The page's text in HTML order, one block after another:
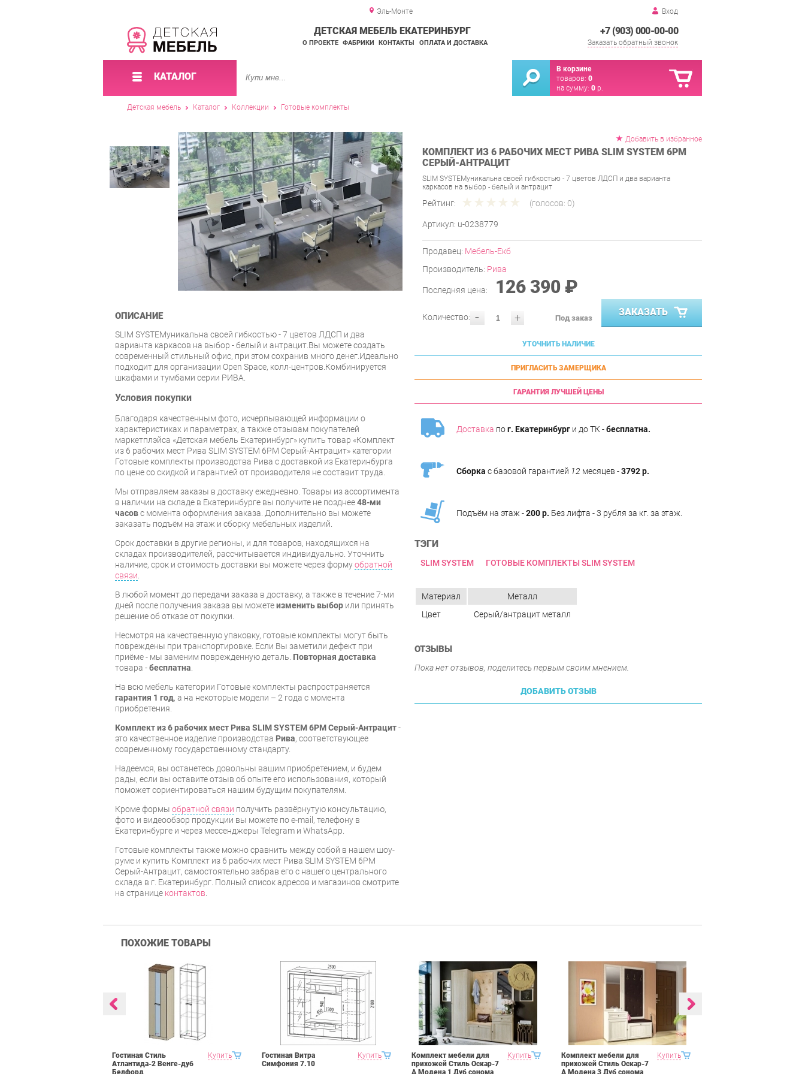
Эль-Монте Вход
+7 (903) 000-00-00
Заказать обратный звонок
ДЕТСКАЯ МЕБЕЛЬ ЕКАТЕРИНБУРГ
О ПРОЕКТЕ ФАБРИКИ КОНТАКТЫ ОПЛАТА И ДОСТАВКА
КАТАЛОГ
В корзине
товаров: 0
на сумму: 0 р.
Детская мебель Каталог Коллекции Готовые комплекты
Добавить в избранное
КОМПЛЕКТ ИЗ 6 РАБОЧИХ МЕСТ РИВА SLIM SYSTEM 6РМ
СЕРЫЙ-АНТРАЦИТ
SLIM SYSTEMуникальна своей гибкостью - 7 цветов ЛДСП и два варианта
каркасов на выбор - белый и антрацит
Рейтинг: (голосов: 0)
Артикул: u-0238779
Продавец: Мебель-Екб
Производитель: Рива
Последняя цена: 126 390 ₽
- +
Количество: Под заказ
ЗАКАЗАТЬ
УТОЧНИТЬ НАЛИЧИЕ
ПРИГЛАСИТЬ ЗАМЕРЩИКА
ГАРАНТИЯ ЛУЧШЕЙ ЦЕНЫ
Доставка пог. Екатеринбург и до ТК -бесплатна.
Сборка с базовой гарантией 12 месяцев -3792 р.
Подъём на этаж -200 р. Без лифта - 3 рубля за кг. за этаж.
ТЭГИ
SLIM SYSTEM ГОТОВЫЕ КОМПЛЕКТЫ SLIM SYSTEM
ОПИСАНИЕ
SLIM SYSTEMуникальна своей гибкостью - 7 цветов ЛДСП и два
варианта каркасов на выбор - белый и антрацит.Вы можете создать
современный стильный офис, при этом сохранив много денег.Идеально
подходит для организации Open Space, колл-центров.Комбинируется
шкафами и тумбами серии РИВА.
Условия покупки
Благодаря качественным фото, исчерпывающей информации о
характеристиках и параметрах, а также отзывам покупателей
маркетплэйса «Детская мебель Екатеринбург» купить товар «Комплект
из 6 рабочих мест Рива SLIM SYSTEM 6РМ Серый-Антрацит» категории
Готовые комплекты производства Рива с доставкой из Екатеринбурга
по цене со скидкой и гарантией от производителя не составит труда.
Мы отправляем заказы в доставку ежедневно. Товары из ассортимента
в наличии на складе в Екатеринбурге вы получите не позднее48-ми
часовс момента оформления заказа. Дополнительно вы можете
заказать подъём на этаж и сборку мебельных изделий.
Срок доставки в другие регионы, и для товаров, находящихся на
складах производителей, рассчитывается индивидуально. Уточнить
наличие, срок и стоимость доставки вы можете через формуобратной
связи.
В любой момент до передачи заказа в доставку, а также в течение 7-ми
дней после получения заказа вы можетеизменить выбор или принять
решение об отказе от покупки.
Несмотря на качественную упаковку, готовые комплекты могут быть
повреждены при транспортировке. Если Вы заметили дефект при
приёме - мы заменим поврежденную деталь. Повторная доставка
товара -бесплатна.
На всю мебель категории Готовые комплекты распространяется
гарантия 1 год, а на некоторые модели – 2 года с момента
приобретения.
Комплект из 6 рабочих мест Рива SLIM SYSTEM 6РМ Серый-Антрацит-
это качественное изделие производства Рива, соответствующее
современному государственному стандарту.
Надеемся, вы останетесь довольны вашим приобретением, и будем
рады, если вы оставите отзыв об опыте его использования, который
поможет сориентироваться нашим будущим покупателям.
Кроме формы обратной связи получить развёрнутую консультацию,
фото и видеообзор продукции вы можете по e-mail, телефону в
Екатеринбурге и через мессенджеры Telegram и WhatsApp.
Готовые комплекты также можно сравнить между собой в нашем шоу-
руме и купить Комплект из 6 рабочих мест Рива SLIM SYSTEM 6РМ
Серый-Антрацит, самостоятельно забрав его с нашего центрального
склада в г. Екатеринбург. Полный список адресов и магазинов смотрите
на странице контактов.
Материал
Металл
Цвет
Серый/антрацит металл
ОТЗЫВЫ
Пока нет отзывов, поделитесь первым своим мнением.
ДОБАВИТЬ ОТЗЫВ
ПОХОЖИЕ ТОВАРЫ
Купить
Гостиная Стиль
Атлантида-2 Венге-дуб
Купить
Гостиная Витра
Симфония 7.10
Купить
Комплект мебели для
прихожей Стиль Оскар-7
Купить
Комплект мебели для
прихожей Стиль Оскар-7